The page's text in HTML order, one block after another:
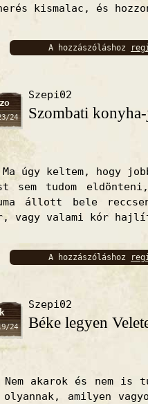
kismalac, és
A hozzászóláshoz
24
Szepi02
Szombati
úgy keltem, hogy
sem tudom
állott bele
vagy valami kór
A hozzászóláshoz
k
24
Szepi02
Béke legyen
akarok és nem is
amilyen